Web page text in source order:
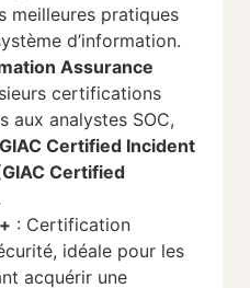
meilleures pratiques
d’information.
Assurance
certifications
aux analystes SOC,
Certified Incident
Certified
: Certification
idéale pour les
acquérir une